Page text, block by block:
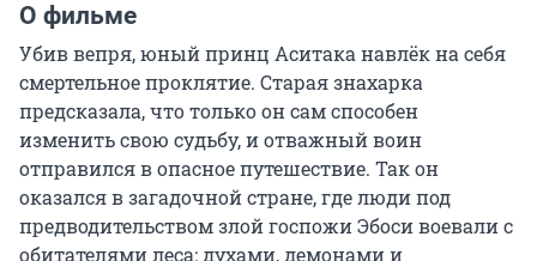
О фильме
Убив вепря, юный принц Аситака навлёк на себя
смертельное проклятие. Старая знахарка
предсказала, что только он сам способен
изменить свою судьбу, и отважный воин
отправился в опасное путешествие. Так он
оказался в загадочной стране, где люди под
предводительством злой госпожи Эбоси воевали с
обитателями леса: духами, демонами и